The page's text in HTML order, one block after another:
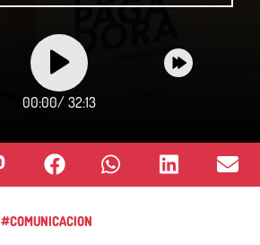
00:00/ 32:13
#COMUNICACION